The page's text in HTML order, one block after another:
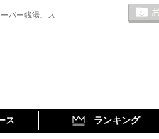
パー銭湯、ス
ス ランキング